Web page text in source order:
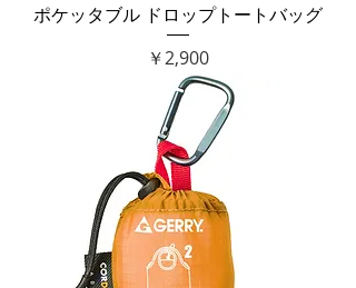
ポケッタブル ドロップトートバッグ
価格
￥2,900